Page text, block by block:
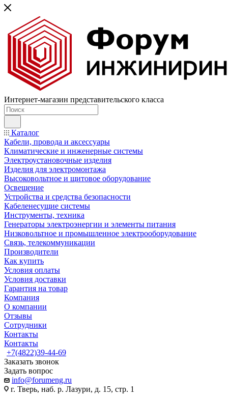
Интернет-магазин представительского класса
Каталог
Кабели, провода и аксессуары
Климатические и инженерные системы
Электроустановочные изделия
Изделия для электромонтажа
Высоковольтное и щитовое оборудование
Освещение
Устройства и средства безопасности
Кабеленесущие системы
Инструменты, техника
Генераторы электроэнергии и элементы питания
Низковольтное и промышленное электрооборудование
Связь, телекоммуникации
Производители
Как купить
Условия оплаты
Условия доставки
Гарантия на товар
Компания
О компании
Отзывы
Сотрудники
Контакты
Контакты
+7(4822)39-44-69
Заказать звонок
Задать вопрос
info@forumeng.ru
г. Тверь, наб. р. Лазури, д. 15, стр. 1